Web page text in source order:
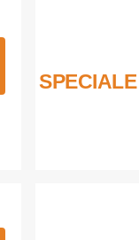
SPECIALE